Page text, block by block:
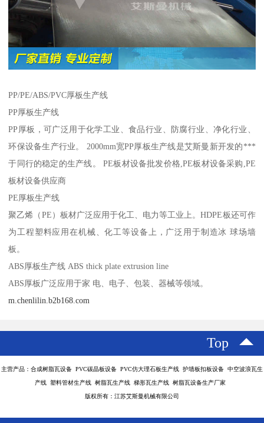
PP/PE/ABS/PVC厚板生产线
PP厚板生产线
PP厚板，可广泛用于化学工业、食品行业、防腐行业、净化行业、
环保设备生产行业。 2000mm宽PP厚板生产线是艾斯曼新开发的***
于同行的稳定的生产线。 PE板材设备批发价格,PE板材设备采购,PE
板材设备供应商
PE厚板生产线
聚乙烯（PE）板材广泛应用于化工、电力等工业上。HDPE板还可作
为工程塑料应用在机械、化工等设备上，广泛用于制造冰 球场墙
板。
ABS厚板生产线 ABS thick plate extrusion line
ABS厚板广泛应用于家 电、电子、包装、器械等领域。
m.chenlilin.b2b168.com
Top
主营产品：合成树脂瓦设备 PVC碳晶板设备 PVC仿大理石板生产线 护墙板扣板设备 中空波浪瓦生
产线 塑料管材生产线 树脂瓦生产线 梯形瓦生产线 树脂瓦设备生产厂家
版权所有：江苏艾斯曼机械有限公司